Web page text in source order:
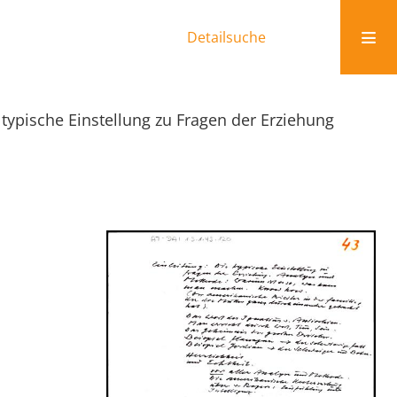
Detailsuche
Einstellung zu Fragen der Erziehung